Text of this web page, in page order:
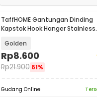
TaffHOME Gantungan Dinding
Kapstok Hook Hanger Stainless
Golden
Rp8.600
Rp21.900 61%
Gudang Online